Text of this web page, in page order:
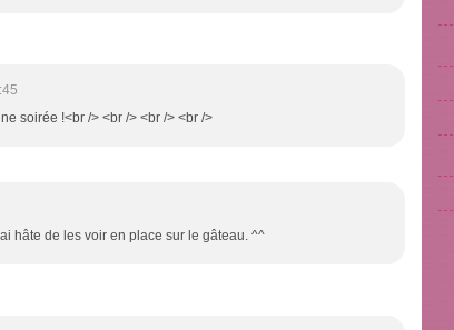
soirée !<br /> <br /> <br /> <br />
hâte de les voir en place sur le gâteau. ^^